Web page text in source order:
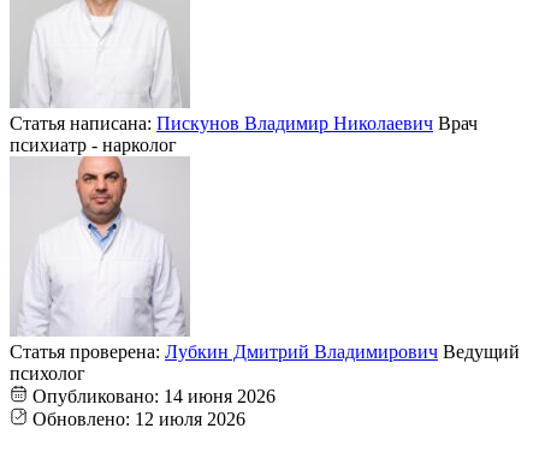
Статья написана: Пискунов Владимир Николаевич Врач
психиатр - нарколог
Статья проверена: Лубкин Дмитрий Владимирович Ведущий
психолог
Опубликовано: 14 июня 2026
Обновлено: 12 июля 2026